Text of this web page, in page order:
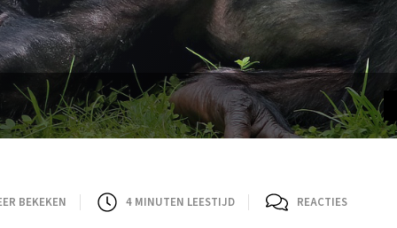
BEKEKEN 4 MINUTEN LEESTIJD REACTIES